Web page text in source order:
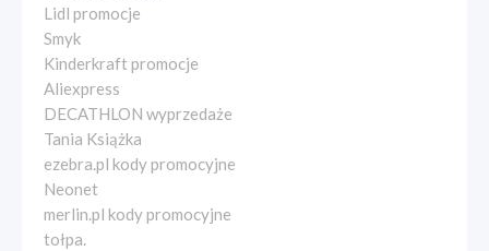
Lidl promocje
Smyk
Kinderkraft promocje
Aliexpress
DECATHLON wyprzedaże
Tania Książka
ezebra.pl kody promocyjne
Neonet
merlin.pl kody promocyjne
tołpa.